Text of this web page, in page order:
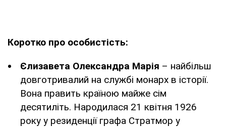
Коротко про особистість:
Єлизавета Олександра Марія – найбільш
довготривалий на службі монарх в історії.
Вона править країною майже сім
десятиліть. Народилася 21 квітня 1926
року у резиденції графа Стратмор у